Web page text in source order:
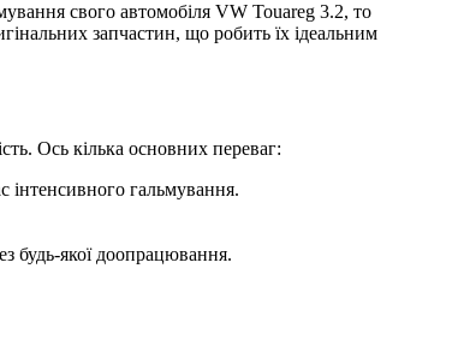
свого автомобіля VW Touareg 3.2, то
запчастин, що робить їх ідеальним
Ось кілька основних переваг:
інтенсивного гальмування.
будь-якої доопрацювання.